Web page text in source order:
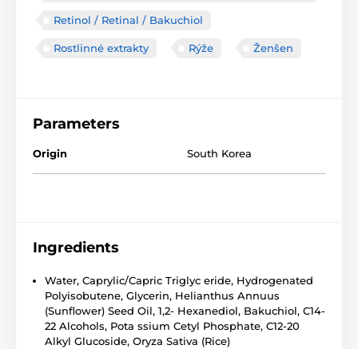
Retinol / Retinal / Bakuchiol
Rostlinné extrakty Rýže Ženšen
Parameters
Origin South Korea
Ingredients
Water, Caprylic/Capric Triglyc eride, Hydrogenated
Polyisobutene, Glycerin, Helianthus Annuus
(Sunflower) Seed Oil, 1,2- Hexanediol, Bakuchiol, C14-
22 Alcohols, Pota ssium Cetyl Phosphate, C12-20
Alkyl Glucoside, Oryza Sativa (Rice)